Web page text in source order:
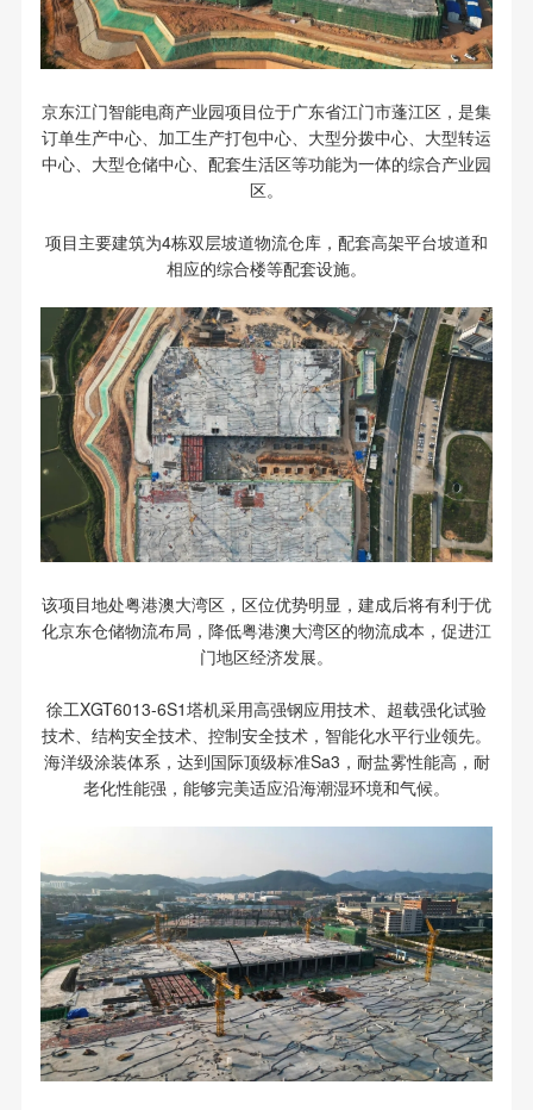
京东江门智能电商产业园项目位于广东省江门市蓬江区，是集
订单生产中心、加工生产打包中心、大型分拨中心、大型转运
中心、大型仓储中心、配套生活区等功能为一体的综合产业园
区。
项目主要建筑为4栋双层坡道物流仓库，配套高架平台坡道和
相应的综合楼等配套设施。
该项目地处粤港澳大湾区，区位优势明显，建成后将有利于优
化京东仓储物流布局，降低粤港澳大湾区的物流成本，促进江
门地区经济发展。
徐工XGT6013-6S1塔机采用高强钢应用技术、超载强化试验
技术、结构安全技术、控制安全技术，智能化水平行业领先。
海洋级涂装体系，达到国际顶级标准Sa3，耐盐雾性能高，耐
老化性能强，能够完美适应沿海潮湿环境和气候。